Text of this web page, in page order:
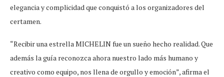
elegancia y complicidad que conquistó a los organizadores del
certamen.
“Recibir una estrella MICHELIN fue un sueño hecho realidad. Que
además la guía reconozca ahora nuestro lado más humano y
creativo como equipo, nos llena de orgullo y emoción”, afirma el